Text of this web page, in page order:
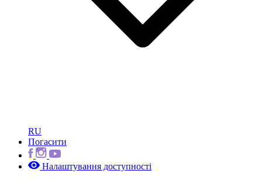
RU
Погасити
Налаштування доступності